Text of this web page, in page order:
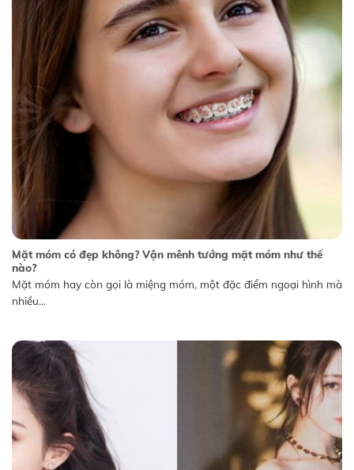
Mặt móm có đẹp không? Vận mênh tướng mặt móm như thế
nào?
Mặt móm hay còn gọi là miệng móm, một đặc điểm ngoại hình mà
nhiều...